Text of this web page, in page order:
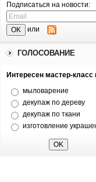
Подписаться на новости:
или
ГОЛОСОВАНИЕ
Интересен мастер-класс
мыловарение
декупаж по дереву
декупаж по ткани
изготовление